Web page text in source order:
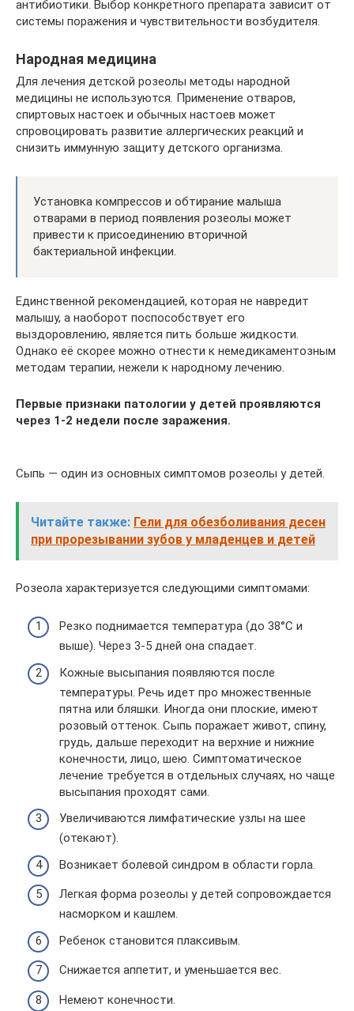
антибиотики. Выбор конкретного препарата зависит от
системы поражения и чувствительности возбудителя.
Народная медицина
Для лечения детской розеолы методы народной
медицины не используются. Применение отваров,
спиртовых настоек и обычных настоев может
спровоцировать развитие аллергических реакций и
снизить иммунную защиту детского организма.
Установка компрессов и обтирание малыша
отварами в период появления розеолы может
привести к присоединению вторичной
бактериальной инфекции.
Единственной рекомендацией, которая не навредит
малышу, а наоборот поспособствует его
выздоровлению, является пить больше жидкости.
Однако её скорее можно отнести к немедикаментозным
методам терапии, нежели к народному лечению.
Первые признаки патологии у детей проявляются
через 1-2 недели после заражения.
Сыпь — один из основных симптомов розеолы у детей.
Читайте также: Гели для обезболивания десен
при прорезывании зубов у младенцев и детей
Розеола характеризуется следующими симптомами:
Резко поднимается температура (до 38°С и
выше). Через 3-5 дней она спадает.
Кожные высыпания появляются после
температуры. Речь идет про множественные
пятна или бляшки. Иногда они плоские, имеют
розовый оттенок. Сыпь поражает живот, спину,
грудь, дальше переходит на верхние и нижние
конечности, лицо, шею. Симптоматическое
лечение требуется в отдельных случаях, но чаще
высыпания проходят сами.
Увеличиваются лимфатические узлы на шее
(отекают).
Возникает болевой синдром в области горла.
Легкая форма розеолы у детей сопровождается
насморком и кашлем.
Ребенок становится плаксивым.
Снижается аппетит, и уменьшается вес.
Немеют конечности.